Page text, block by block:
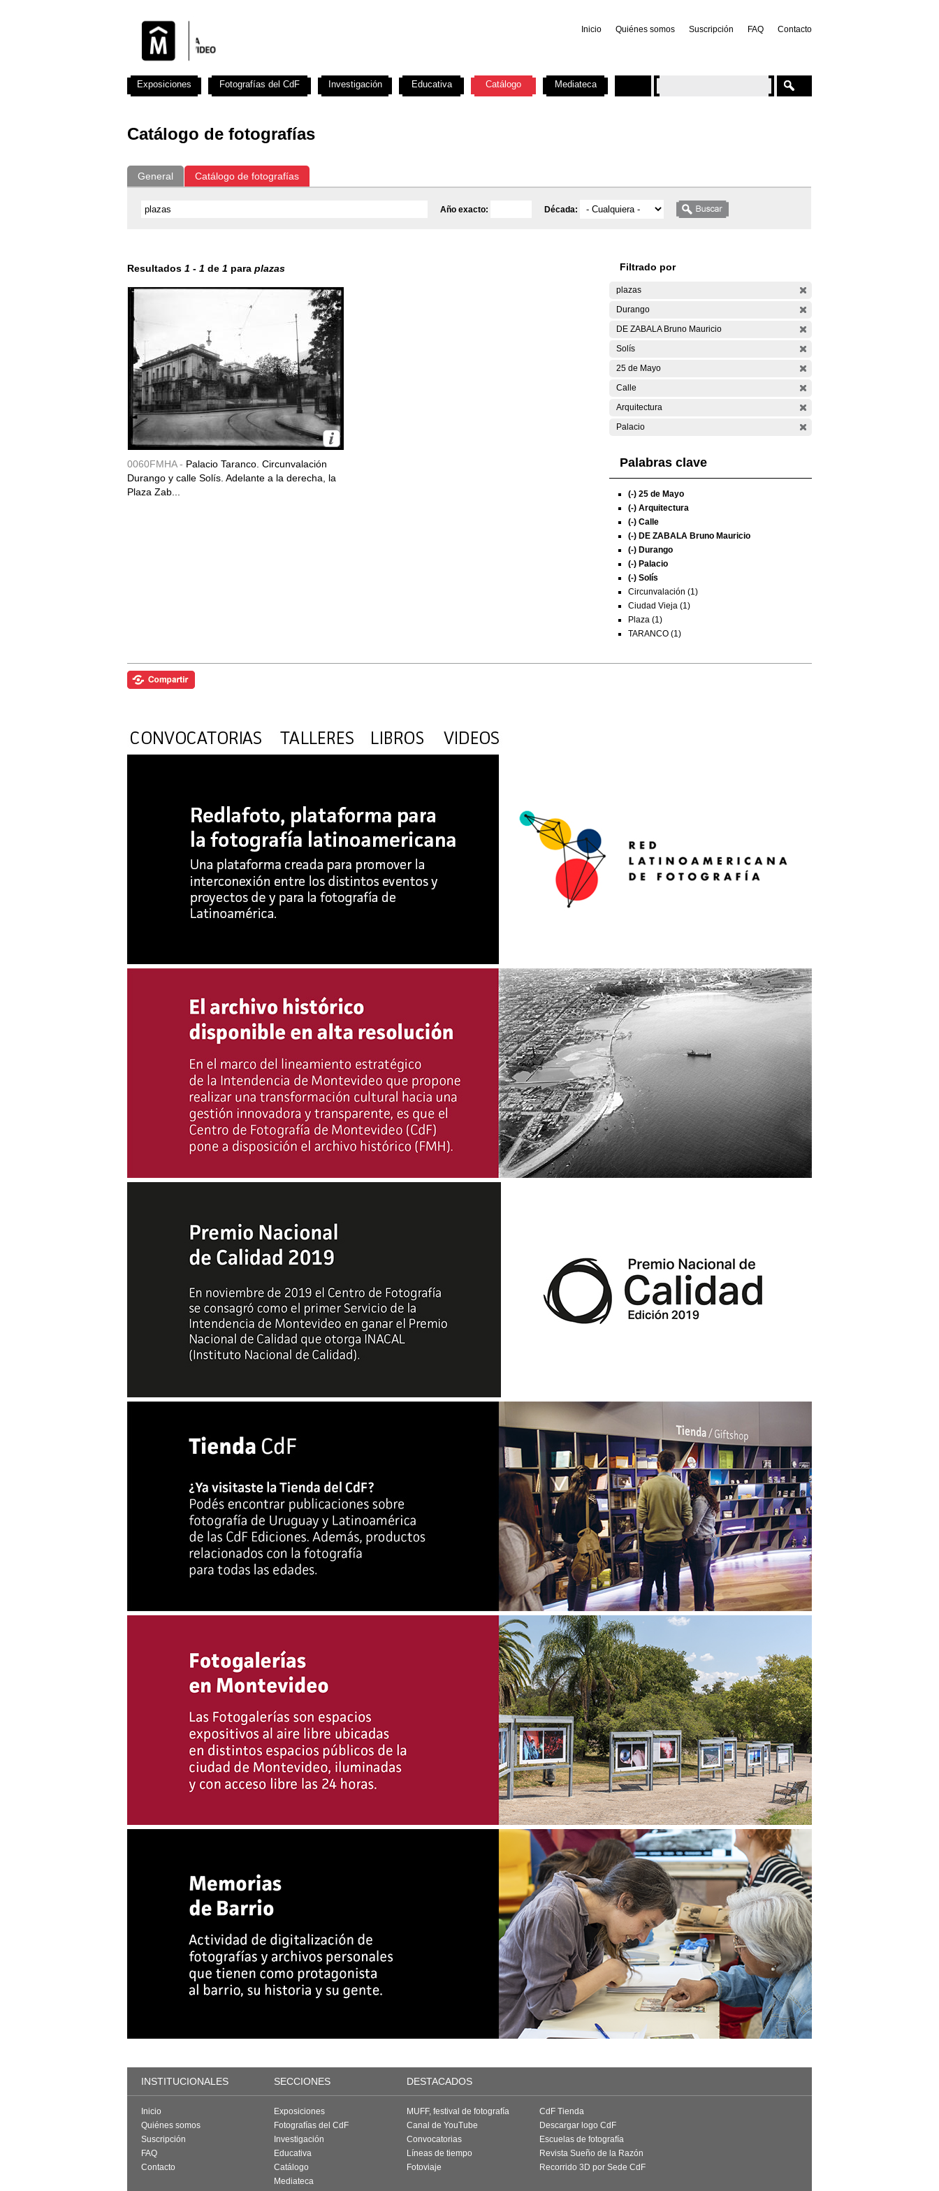
Inicio Quiénes somos Suscripción FAQ Contacto
Catálogo de fotografías
General Catálogo de fotografías
Año exacto: Década:
Resultados 1 - 1 de 1 para plazas
0060FMHA - Palacio Taranco. Circunvalación
Durango y calle Solís. Adelante a la derecha, la
Plaza Zab...
Filtrado por
plazas
Durango
DE ZABALA Bruno Mauricio
Solís
25 de Mayo
Calle
Arquitectura
Palacio
Palabras clave
(-) 25 de Mayo
(-) Arquitectura
(-) Calle
(-) DE ZABALA Bruno Mauricio
(-) Durango
(-) Palacio
(-) Solís
Circunvalación (1)
Ciudad Vieja (1)
Plaza (1)
TARANCO (1)
Exposiciones Fotografías del CdF Investigación Educativa Catálogo Mediateca
INSTITUCIONALES SECCIONES DESTACADOS
Inicio
Quiénes somos
Suscripción
FAQ
Contacto
Exposiciones
Fotografías del CdF
Investigación
Educativa
Catálogo
Mediateca
MUFF, festival de fotografía
Canal de YouTube
Convocatorias
Líneas de tiempo
Fotoviaje
CdF Tienda
Descargar logo CdF
Escuelas de fotografía
Revista Sueño de la Razón
Recorrido 3D por Sede CdF